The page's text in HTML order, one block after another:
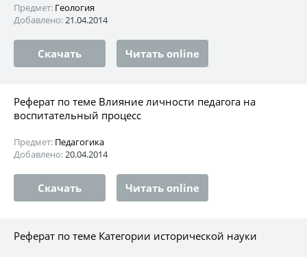
Предмет: Геология
Добавлено:21.04.2014
Скачать Читать online
Реферат по теме Влияние личности педагога на
воспитательный процесс
Предмет: Педагогика
Добавлено:20.04.2014
Скачать Читать online
Реферат по теме Категории исторической науки